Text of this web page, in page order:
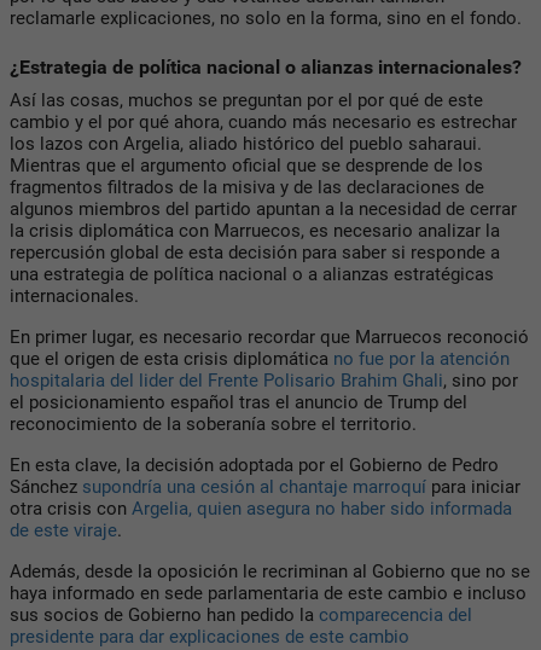
reclamarle explicaciones, no solo en la forma, sino en el fondo.
¿Estrategia de política nacional o alianzas internacionales?
Así las cosas, muchos se preguntan por el por qué de este
cambio y el por qué ahora, cuando más necesario es estrechar
los lazos con Argelia, aliado histórico del pueblo saharaui.
Mientras que el argumento oficial que se desprende de los
fragmentos filtrados de la misiva y de las declaraciones de
algunos miembros del partido apuntan a la necesidad de cerrar
la crisis diplomática con Marruecos, es necesario analizar la
repercusión global de esta decisión para saber si responde a
una estrategia de política nacional o a alianzas estratégicas
internacionales.
En primer lugar, es necesario recordar que Marruecos reconoció
que el origen de esta crisis diplomática no fue por la atención
hospitalaria del lider del Frente Polisario Brahim Ghali, sino por
el posicionamiento español tras el anuncio de Trump del
reconocimiento de la soberanía sobre el territorio.
En esta clave, la decisión adoptada por el Gobierno de Pedro
Sánchez supondría una cesión al chantaje marroquí para iniciar
otra crisis con Argelia, quien asegura no haber sido informada
de este viraje.
Además, desde la oposición le recriminan al Gobierno que no se
haya informado en sede parlamentaria de este cambio e incluso
sus socios de Gobierno han pedido la comparecencia del
presidente para dar explicaciones de este cambio